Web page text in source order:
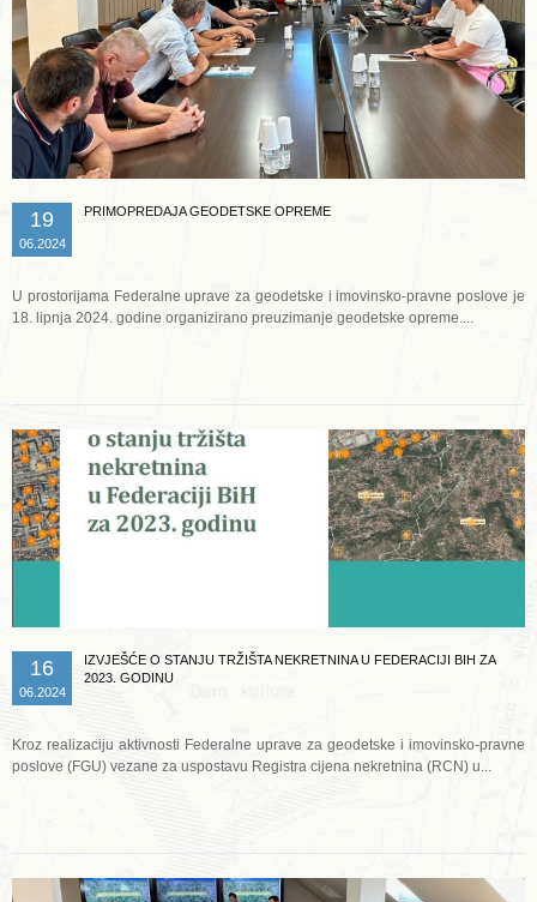
19
06.2024
PRIMOPREDAJA GEODETSKE OPREME
U prostorijama Federalne uprave za geodetske i imovinsko-pravne poslove je
18. lipnja 2024. godine organizirano preuzimanje geodetske opreme....
16
06.2024
IZVJEŠĆE O STANJU TRŽIŠTA NEKRETNINA U FEDERACIJI BIH ZA
2023. GODINU
Kroz realizaciju aktivnosti Federalne uprave za geodetske i imovinsko-pravne
poslove (FGU) vezane za uspostavu Registra cijena nekretnina (RCN) u...